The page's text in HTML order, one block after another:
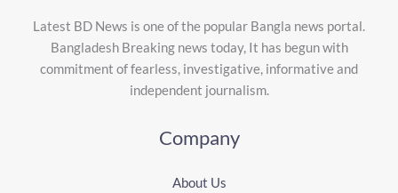
Latest BD News is one of the popular Bangla news portal.
Bangladesh Breaking news today, It has begun with
commitment of fearless, investigative, informative and
independent journalism.
Company
About Us